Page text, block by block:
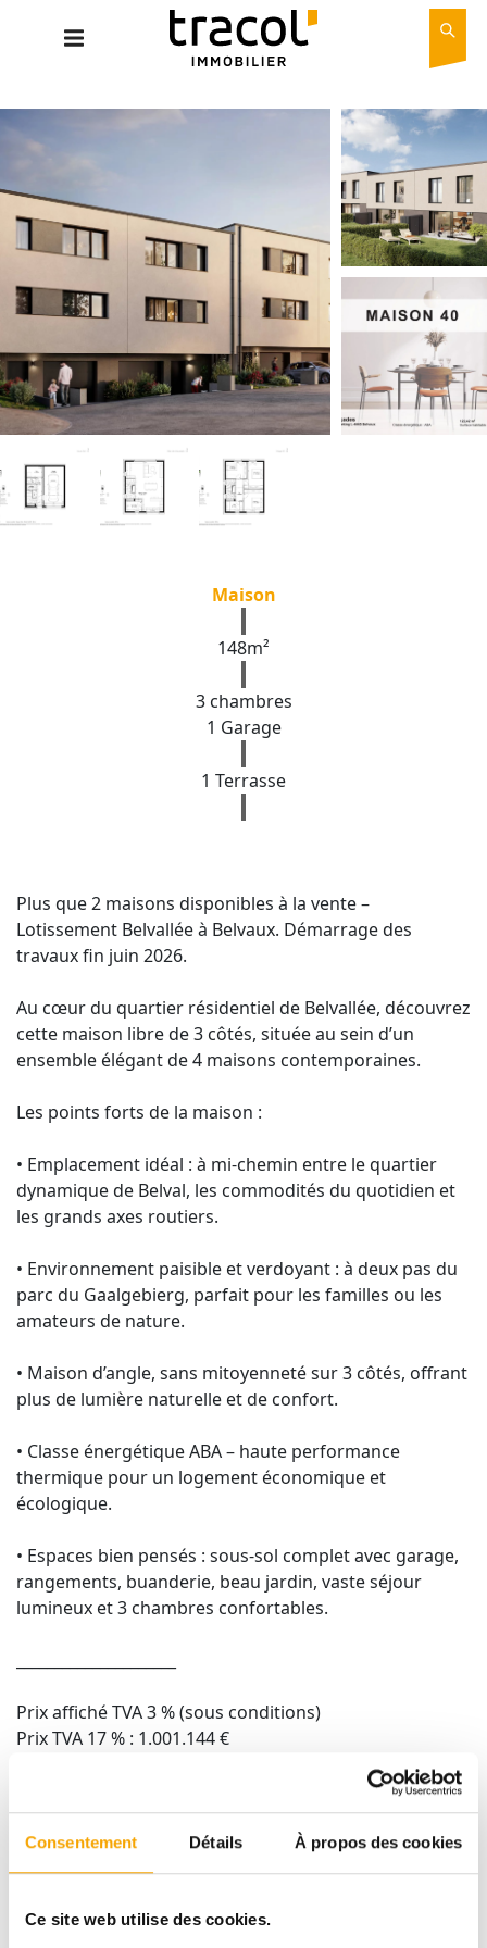
Consentement Détails À propos des cookies
Ce site web utilise des cookies.
Maison
148m²
3 chambres
1 Garage
1 Terrasse
Plus que 2 maisons disponibles à la vente –
Lotissement Belvallée à Belvaux. Démarrage des
travaux fin juin 2026.
Au cœur du quartier résidentiel de Belvallée, découvrez
cette maison libre de 3 côtés, située au sein d’un
ensemble élégant de 4 maisons contemporaines.
Les points forts de la maison :
• Emplacement idéal : à mi-chemin entre le quartier
dynamique de Belval, les commodités du quotidien et
les grands axes routiers.
• Environnement paisible et verdoyant : à deux pas du
parc du Gaalgebierg, parfait pour les familles ou les
amateurs de nature.
• Maison d’angle, sans mitoyenneté sur 3 côtés, offrant
plus de lumière naturelle et de confort.
• Classe énergétique ABA – haute performance
thermique pour un logement économique et
écologique.
• Espaces bien pensés : sous-sol complet avec garage,
rangements, buanderie, beau jardin, vaste séjour
lumineux et 3 chambres confortables.
Prix affiché TVA 3 % (sous conditions)
Prix TVA 17 % : 1.001.144 €
Intéressé(e) ? Contactez-nous !
📞 Afafe FAHI – (+352) 691 112 111
📧 afafe.fahi@tracol.lu